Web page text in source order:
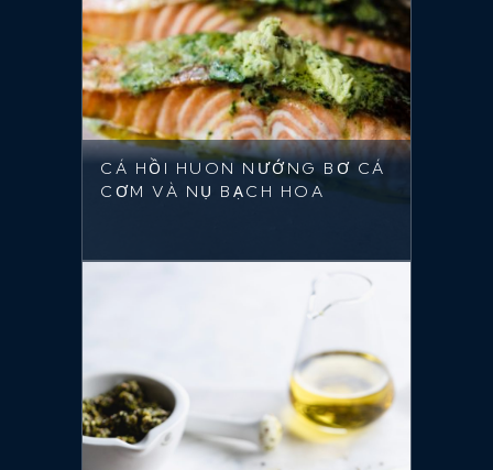
CÁ HỒI HUON NƯỚNG BƠ CÁ
CƠM VÀ NỤ BẠCH HOA